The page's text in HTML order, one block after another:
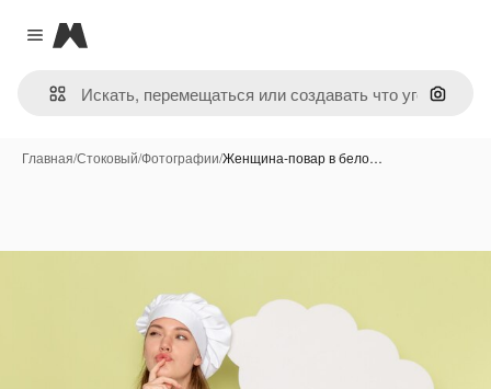
Close menu
Magnific
Поиск
Главная/Стоковый/Фотографии/Женщина-повар в бело…